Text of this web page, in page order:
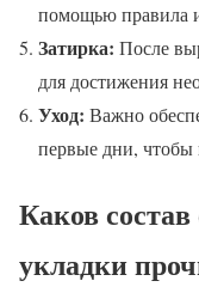
помощью правила
Затирка: После
для достижения
Уход: Важно
первые дни, чтобы
Каков
укладки